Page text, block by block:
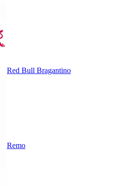
Red Bull Bragantino
Remo